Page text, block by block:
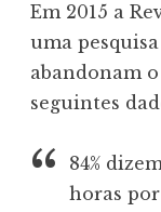
Em 2015 a
uma
abandonam
seguintes
84%
horas